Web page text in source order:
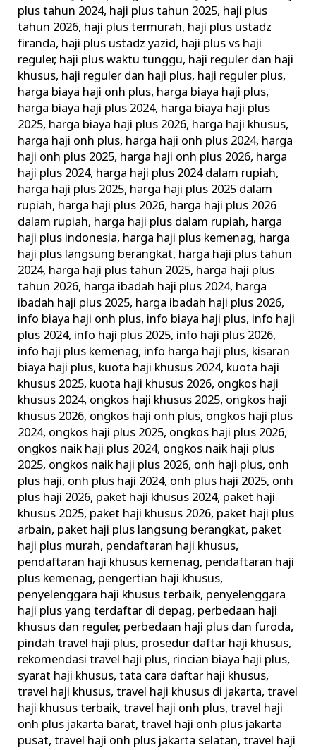
plus tahun 2024, haji plus tahun 2025, haji plus
tahun 2026, haji plus termurah, haji plus ustadz
firanda, haji plus ustadz yazid, haji plus vs haji
reguler, haji plus waktu tunggu, haji reguler dan haji
khusus, haji reguler dan haji plus, haji reguler plus,
harga biaya haji onh plus, harga biaya haji plus,
harga biaya haji plus 2024, harga biaya haji plus
2025, harga biaya haji plus 2026, harga haji khusus,
harga haji onh plus, harga haji onh plus 2024, harga
haji onh plus 2025, harga haji onh plus 2026, harga
haji plus 2024, harga haji plus 2024 dalam rupiah,
harga haji plus 2025, harga haji plus 2025 dalam
rupiah, harga haji plus 2026, harga haji plus 2026
dalam rupiah, harga haji plus dalam rupiah, harga
haji plus indonesia, harga haji plus kemenag, harga
haji plus langsung berangkat, harga haji plus tahun
2024, harga haji plus tahun 2025, harga haji plus
tahun 2026, harga ibadah haji plus 2024, harga
ibadah haji plus 2025, harga ibadah haji plus 2026,
info biaya haji onh plus, info biaya haji plus, info haji
plus 2024, info haji plus 2025, info haji plus 2026,
info haji plus kemenag, info harga haji plus, kisaran
biaya haji plus, kuota haji khusus 2024, kuota haji
khusus 2025, kuota haji khusus 2026, ongkos haji
khusus 2024, ongkos haji khusus 2025, ongkos haji
khusus 2026, ongkos haji onh plus, ongkos haji plus
2024, ongkos haji plus 2025, ongkos haji plus 2026,
ongkos naik haji plus 2024, ongkos naik haji plus
2025, ongkos naik haji plus 2026, onh haji plus, onh
plus haji, onh plus haji 2024, onh plus haji 2025, onh
plus haji 2026, paket haji khusus 2024, paket haji
khusus 2025, paket haji khusus 2026, paket haji plus
arbain, paket haji plus langsung berangkat, paket
haji plus murah, pendaftaran haji khusus,
pendaftaran haji khusus kemenag, pendaftaran haji
plus kemenag, pengertian haji khusus,
penyelenggara haji khusus terbaik, penyelenggara
haji plus yang terdaftar di depag, perbedaan haji
khusus dan reguler, perbedaan haji plus dan furoda,
pindah travel haji plus, prosedur daftar haji khusus,
rekomendasi travel haji plus, rincian biaya haji plus,
syarat haji khusus,tata cara daftar haji khusus,
travel haji khusus,travel haji khusus di jakarta,travel
haji khusus terbaik,travel haji onh plus,travel haji
onh plus jakarta barat,travel haji onh plus jakarta
pusat,travel haji onh plus jakarta selatan,travel haji